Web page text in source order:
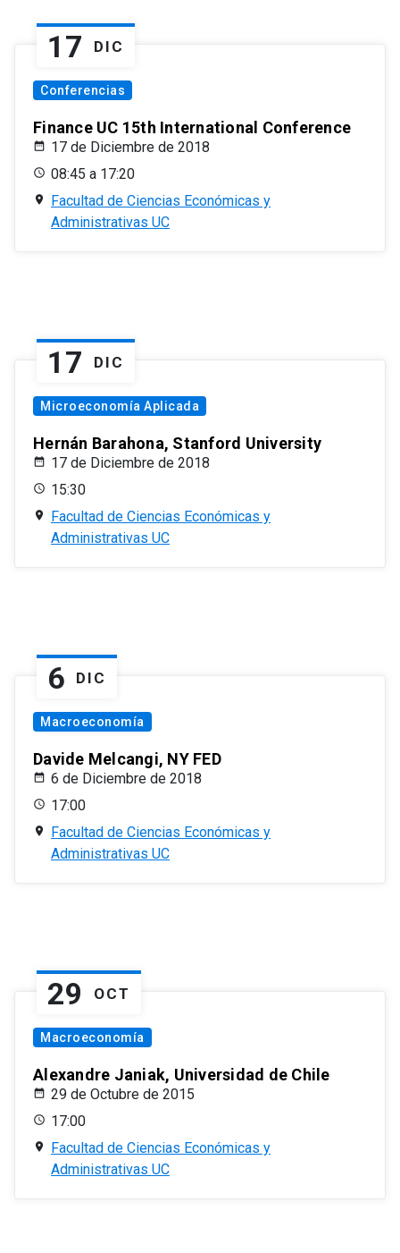
17 DIC
Conferencias
Finance UC 15th International Conference
17 de Diciembre de 2018
08:45 a 17:20
Facultad de Ciencias Económicas y
Administrativas UC
17 DIC
Microeconomía Aplicada
Hernán Barahona, Stanford University
17 de Diciembre de 2018
15:30
Facultad de Ciencias Económicas y
Administrativas UC
6 DIC
Macroeconomía
Davide Melcangi, NY FED
6 de Diciembre de 2018
17:00
Facultad de Ciencias Económicas y
Administrativas UC
29 OCT
Macroeconomía
Alexandre Janiak, Universidad de Chile
29 de Octubre de 2015
17:00
Facultad de Ciencias Económicas y
Administrativas UC